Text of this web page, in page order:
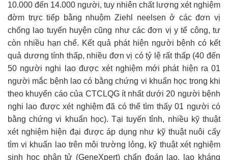
10.000 đến 14.000 người, tuy nhiên chất lượng xét nghiệm
đờm trực tiếp bằng nhuộm Ziehl neelsen ở các đơn vị
chống lao tuyến huyện cũng như các đơn vị y tế công, tư
còn nhiều hạn chế. Kết quả phát hiện người bệnh có kết
quả dương tính thấp, nhiều đơn vị có tỷ lệ rất thấp (40 đến
50 người nghi lao được xét nghiệm mới phát hiện ra 01
người mắc bệnh lao có bằng chứng vi khuẩn học trong khi
theo khuyến cáo của CTCLQG ít nhất dưới 20 người bệnh
nghi lao được xét nghiệm đã có thể tìm thấy 01 người có
bằng chứng vi khuẩn học). Tại tuyến tỉnh, nhiều kỹ thuật
xét nghiệm hiện đại được áp dụng như kỹ thuật nuôi cấy
tìm vi khuẩn lao trên môi trường lỏng, kỹ thuật xét nghiệm
sinh học phân tử (GeneXpert) chẩn đoán lao, lao kháng